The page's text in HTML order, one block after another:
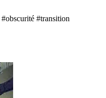
#obscurité #transition